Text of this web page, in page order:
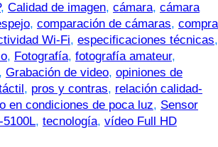
, Calidad de imagen, cámara, cámara
, comparación de cámaras, compra
Wi-Fi, especificaciones técnicas,
, Fotografía, fotografía amateur,
, Grabación de video, opiniones de
, pros y contras, relación calidad-
en condiciones de poca luz, Sensor
5100L, tecnología, vídeo Full HD